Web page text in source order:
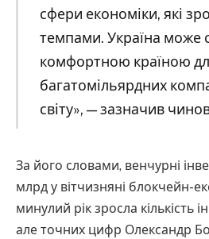
сфери економіки, які
темпами. Україна може
комфортною країною
багатомільярдних
світу», — зазначив
За його словами, венчурні
млрд у вітчизняні блокчейн-
минулий рік зросла кількість
але точних цифр Олександр